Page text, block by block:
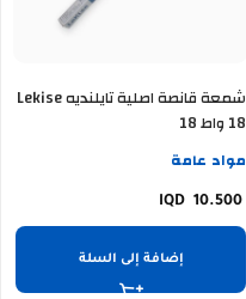
شمعة قانصة اصلية تايلنديه Lekise
18 واط 18
مواد عامة
10.500
إضافة إلى السلة